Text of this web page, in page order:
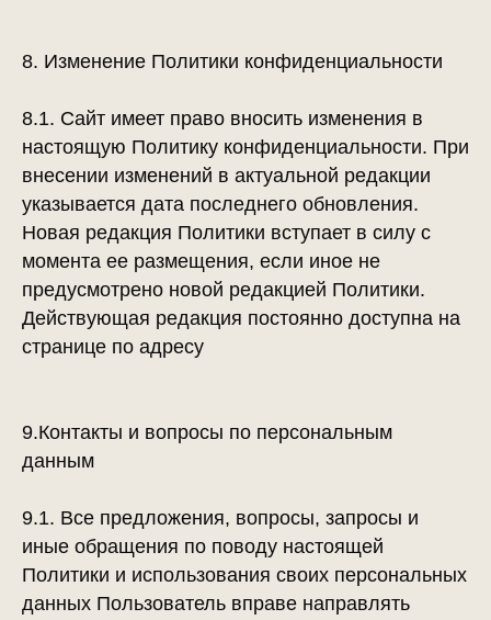
8. Изменение Политики конфиденциальности
8.1. Сайт имеет право вносить изменения в
настоящую Политику конфиденциальности. При
внесении изменений в актуальной редакции
указывается дата последнего обновления.
Новая редакция Политики вступает в силу с
момента ее размещения, если иное не
предусмотрено новой редакцией Политики.
Действующая редакция постоянно доступна на
странице по адресу
9.Контакты и вопросы по персональным
данным
9.1. Все предложения, вопросы, запросы и
иные обращения по поводу настоящей
Политики и использования своих персональных
данных Пользователь вправе направлять